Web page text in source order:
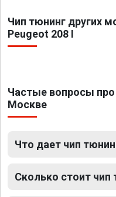
Чип тюнинг других
Peugeot 208 I
Частые вопросы про
Москве
Что дает чип
Сколько стоит чип